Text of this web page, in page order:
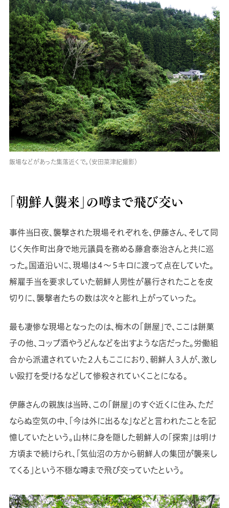
飯場などがあった集落近くで。（安田菜津紀撮影）
「朝鮮人襲来」の噂まで飛び交い
事件当日夜、襲撃された現場それぞれを、伊藤さん、そして同
じく矢作町出身で地元議員を務める藤倉泰治さんと共に巡
った。国道沿いに、現場は４～５キロに渡って点在していた。
解雇手当を要求していた朝鮮人男性が暴行されたことを皮
切りに、襲撃者たちの数は次々と膨れ上がっていった。
最も凄惨な現場となったのは、梅木の「餅屋」で、ここは餅菓
子の他、コップ酒やうどんなどを出すような店だった。労働組
合から派遣されていた２人もここにおり、朝鮮人３人が、激し
い殴打を受けるなどして惨殺されていくことになる。
伊藤さんの親族は当時、この「餅屋」のすぐ近くに住み、ただ
ならぬ空気の中、「今は外に出るな」などと言われたことを記
憶していたという。山林に身を隠した朝鮮人の「探索」は明け
方頃まで続けられ、「気仙沼の方から朝鮮人の集団が襲来し
てくる」という不穏な噂まで飛び交っていたという。